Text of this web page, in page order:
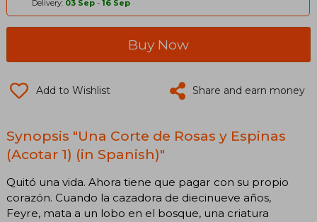
Delivery: 03 Sep - 16 Sep
Buy Now
Add to Wishlist Share and earn money
Synopsis "Una Corte de Rosas y Espinas
(Acotar 1) (in Spanish)"
Quitó una vida. Ahora tiene que pagar con su propio
corazón. Cuando la cazadora de diecinueve años,
Feyre, mata a un lobo en el bosque, una criatura